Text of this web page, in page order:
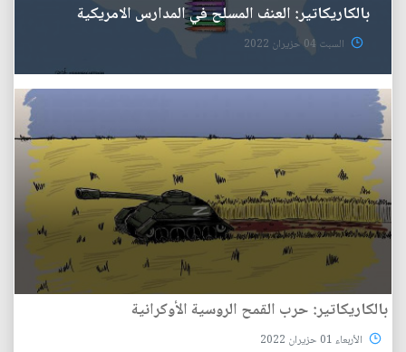
بالكاريكاتير: العنف المسلح في المدارس الامريكية
السبت 04 حزيران 2022
بالكاريكاتير: حرب القمح الروسية الأوكرانية
الأربعاء 01 حزيران 2022